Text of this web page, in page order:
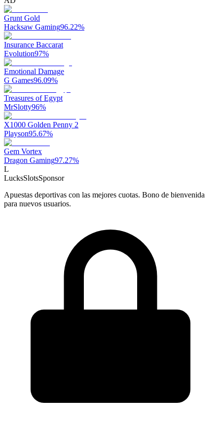
Grunt Gold
Hacksaw Gaming96.22%
Insurance Baccarat
Evolution97%
Emotional Damage
G Games96.09%
Treasures of Egypt
MrSlotty96%
X1000 Golden Penny 2
Playson95.67%
Gem Vortex
Dragon Gaming97.27%
L
LucksSlotsSponsor
Apuestas deportivas con las mejores cuotas. Bono de bienvenida
para nuevos usuarios.